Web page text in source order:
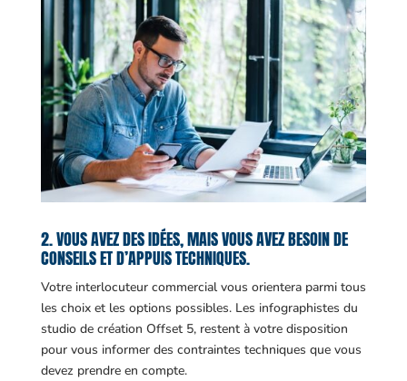
2. VOUS AVEZ DES IDÉES, MAIS VOUS AVEZ BESOIN DE
CONSEILS ET D’APPUIS TECHNIQUES.
Votre interlocuteur commercial vous orientera parmi tous
les choix et les options possibles. Les infographistes du
studio de création Offset 5, restent à votre disposition
pour vous informer des contraintes techniques que vous
devez prendre en compte.